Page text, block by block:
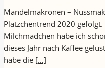
Mandelmakronen –
Plätzchentrend 2020
Milchmädchen habe ich
dieses Jahr nach Kaffee
habe die […]